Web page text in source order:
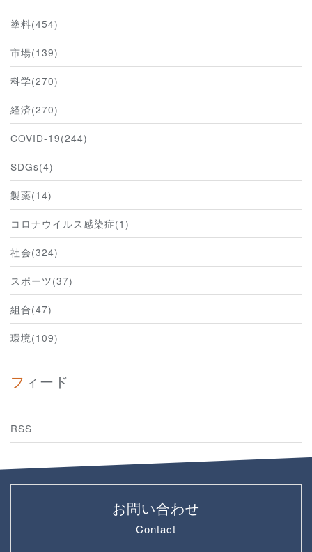
塗料(454)
市場(139)
科学(270)
経済(270)
COVID-19(244)
SDGs(4)
製薬(14)
コロナウイルス感染症(1)
社会(324)
スポーツ(37)
組合(47)
環境(109)
フィード
RSS
お問い合わせ
Contact